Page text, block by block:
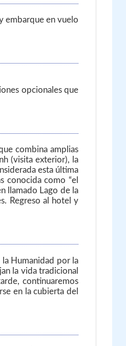
embarque en vuelo
opcionales que
combina amplias
(visita exterior), la
esta última
conocida como “el
llamado Lago de la
Regreso al hotel y
Humanidad por la
la vida tradicional
continuaremos
en la cubierta del